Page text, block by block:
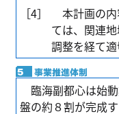
［4］
本計画の内
ては、関連
調整を経て適
臨海副都心は始
盤の約８割が完成